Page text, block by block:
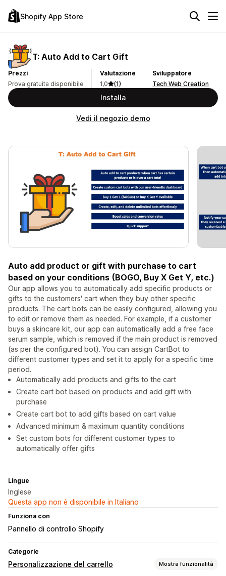
Shopify App Store
T: Auto Add to Cart Gift
Prezzi
Prova gratuita disponibile
Valutazione
1,0
(1)
Sviluppatore
Tech Web Creation
Installa
Vedi il negozio demo
Auto add product or gift with purchase to cart
based on your conditions (BOGO, Buy X Get Y, etc.)
Our app allows you to automatically add specific products or
gifts to the customers' cart when they buy other specific
products. The cart bots can be easily configured, allowing you
to edit or remove them as needed. For example, if a customer
buys a skincare kit, our app can automatically add a free face
serum sample, which is removed if the main product is removed
(as per the configured bot). You can assign CartBot to
different customer types and set it to apply for a specific time
period.
Automatically add products and gifts to the cart
Create cart bot based on products and add gift with
purchase
Create cart bot to add gifts based on cart value
Advanced minimum & maximum quantity conditions
Set custom bots for different customer types to
automatically offer gifts
Lingue
Inglese
Questa app non è disponibile in Italiano
Funziona con
Pannello di controllo Shopify
Categorie
Personalizzazione del carrello Mostra funzionalità